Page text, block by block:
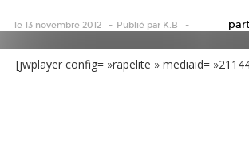
le 13 novembre 2012 Publiépar K.B
[jwplayer config= »rapelite » mediaid=